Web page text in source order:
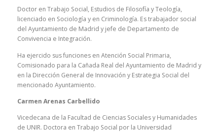
Doctor en Trabajo Social, Estudios de Filosofía y Teología,
licenciado en Sociología y en Criminología. Es trabajador social
del Ayuntamiento de Madrid y jefe de Departamento de
Convivencia e Integración.
Ha ejercido sus funciones en Atención Social Primaria,
Comisionado para la Cañada Real del Ayuntamiento de Madrid y
en la Dirección General de Innovación y Estrategia Social del
mencionado Ayuntamiento.
Carmen Arenas Carbellido
Vicedecana de la Facultad de Ciencias Sociales y Humanidades
de UNIR. Doctora en Trabajo Social por la Universidad